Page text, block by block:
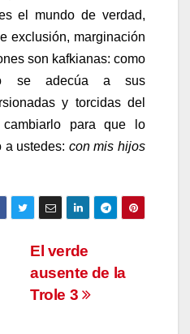
el mundo de verdad,
exclusión, marginación
son kafkianas: como
se adecúa a sus
y torcidas del
cambiarlo para que lo
a ustedes: con mis hijos
El verde
ausente de la
Trole 3